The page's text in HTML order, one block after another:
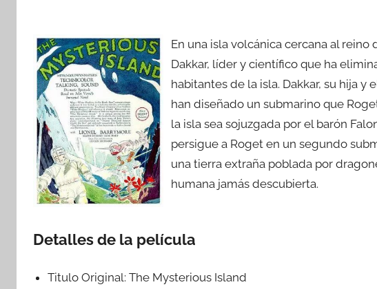
En una isla volcánica cercana al
Dakkar, líder y científico que ha
habitantes de la isla. Dakkar, su hija
han diseñado un submarino que
la isla sea sojuzgada por el barón
persigue a Roget en un segundo
una tierra extraña poblada por
humana jamás descubierta.
Detalles de la película
Titulo Original:The Mysterious Island